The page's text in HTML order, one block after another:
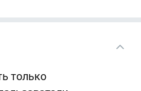
только